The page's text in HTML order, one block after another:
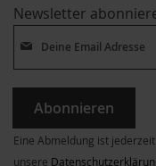
Newsletter
Abonnieren
Eine Abmeldung ist
unsere